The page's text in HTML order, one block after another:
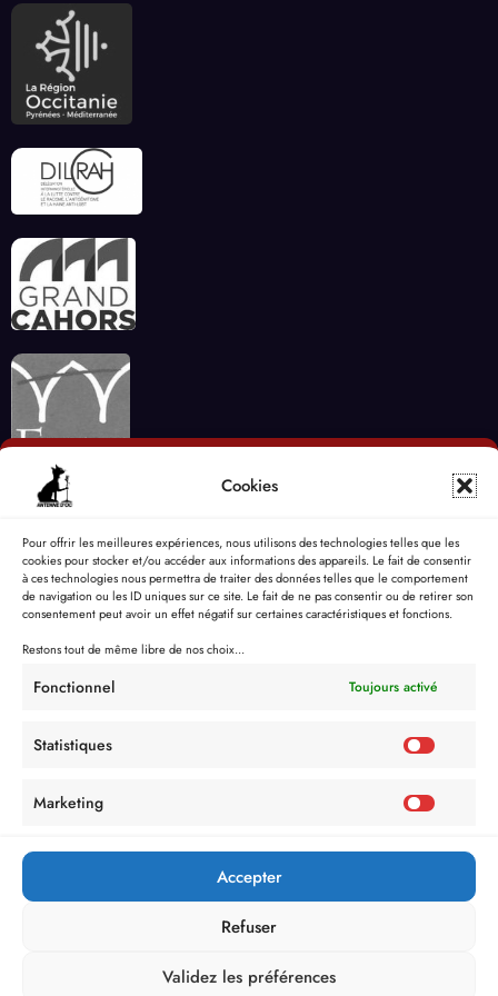
Cookies
Pour offrir les meilleures expériences, nous utilisons des technologies telles que les
cookies pour stocker et/ou accéder aux informations des appareils. Le fait de consentir
à ces technologies nous permettra de traiter des données telles que le comportement
de navigation ou les ID uniques sur ce site. Le fait de ne pas consentir ou de retirer son
consentement peut avoir un effet négatif sur certaines caractéristiques et fonctions.
Restons tout de même libre de nos choix...
Fonctionnel Toujours activé
Statistiques
Marketing
Accepter
Refuser
Validez les préférences